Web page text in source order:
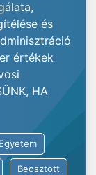
és
értékek
HA
Egyetem
Beosztott